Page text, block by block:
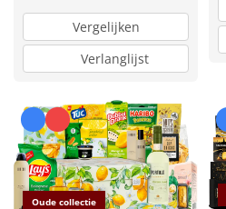
Vergelijken
Verlanglijst
Oude collectie